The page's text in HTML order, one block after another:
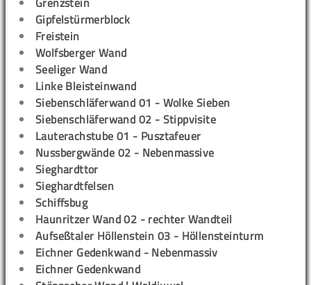
Gipfelstürmerblock
Freistein
Wolfsberger Wand
Seeliger Wand
Linke Bleisteinwand
Siebenschläferwand 01 - Wolke Sieben
Siebenschläferwand 02 - Stippvisite
Lauterachstube 01 - Pusztafeuer
Nussbergwände 02 - Nebenmassive
Sieghardttor
Sieghardtfelsen
Schiffsbug
Haunritzer Wand 02 - rechter Wandteil
Aufseßtaler Höllenstein 03 - Höllensteinturm
Eichner Gedenkwand - Nebenmassiv
Eichner Gedenkwand